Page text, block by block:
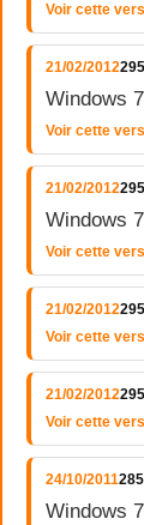
Voir cette
21/02/2012
Windows
Voir cette
21/02/2012
Windows
Voir cette
21/02/2012
Voir cette
21/02/2012
Voir cette
24/10/2011
Windows